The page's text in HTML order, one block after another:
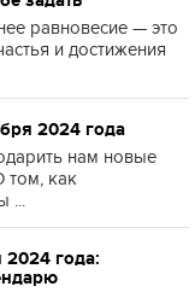
равновесие — это
и достижения
2024 года
нам новые
том, как
...
2024 года: